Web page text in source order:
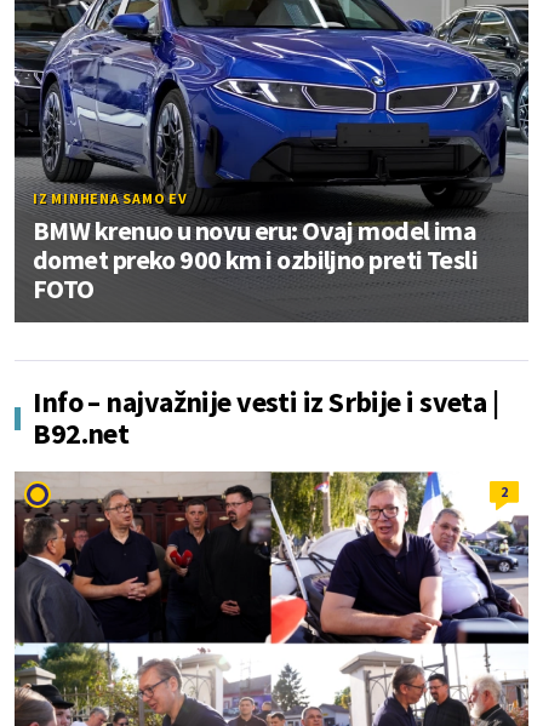
IZ MINHENA SAMO EV
BMW krenuo u novu eru: Ovaj model ima
domet preko 900 km i ozbiljno preti Tesli
FOTO
Info – najvažnije vesti iz Srbije i sveta |
B92.net
2